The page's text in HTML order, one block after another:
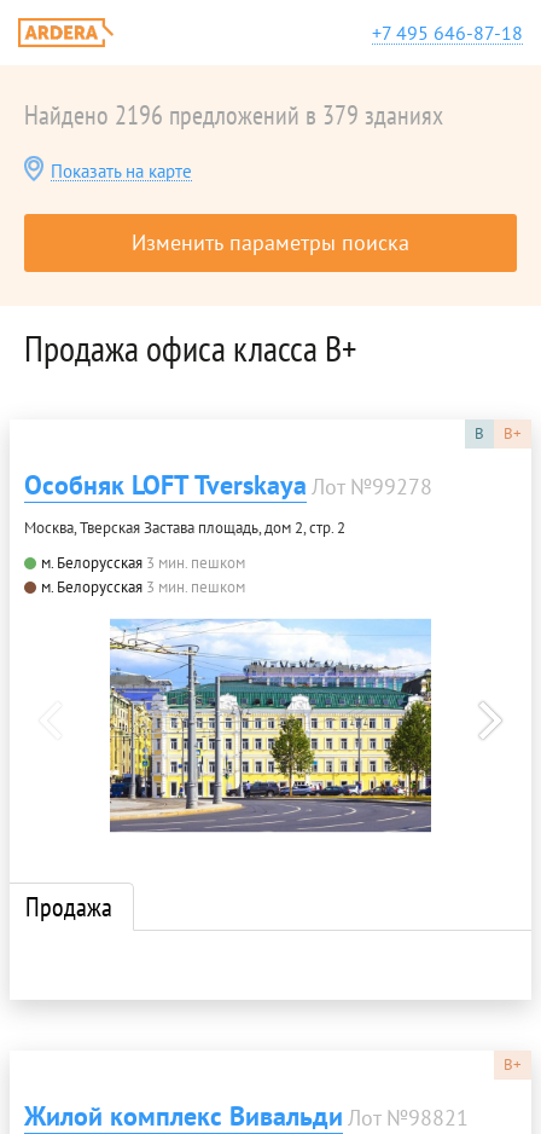
+7 495 646-87-18
Найдено 2196 предложений в 379 зданиях
Показать на карте
Изменить параметры поиска
Продажа офиса класса B+
B B+
Особняк LOFT Tverskaya Лот №99278
Москва, Тверская Застава площадь, дом 2, стр. 2
м. Белорусская 3 мин. пешком
м. Белорусская 3 мин. пешком
Продажа
B+
Жилой комплекс Вивальди Лот №98821